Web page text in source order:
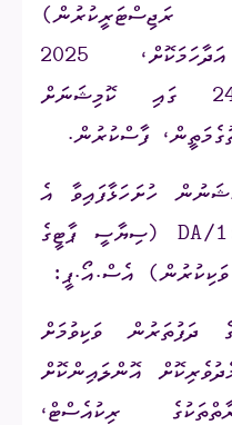
ރަޖިސްޓަރީކުރުން)
އެސް.އޯ.ޕީ އަދާހަމަކޮށް، 2025
ޑިސެންބަރު 24 ގައި ކޮމިޝަނަށް
ފާސްކުރުން.
ހުށަހަޅާފައިވާ އެ
DA/1 (ސިޔާސީ ޕާޓީގެ
އެސް.އޯ.ޕީ:
ދަފުތަރުން ވަކިވުމަށް
އޮންލައިންކޮށް
ރިކުއެސްޓް،